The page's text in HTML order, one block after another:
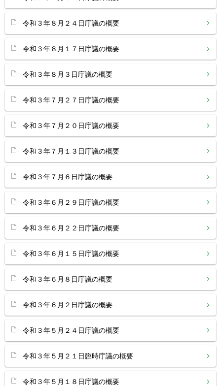
令和３年８月２４日庁議の概要
令和３年８月１７日庁議の概要
令和３年８月３日庁議の概要
令和３年７月２７日庁議の概要
令和３年７月２０日庁議の概要
令和３年７月１３日庁議の概要
令和３年７月６日庁議の概要
令和３年６月２９日庁議の概要
令和３年６月２２日庁議の概要
令和３年６月１５日庁議の概要
令和３年６月８日庁議の概要
令和３年６月２日庁議の概要
令和３年５月２４日庁議の概要
令和３年５月２１日臨時庁議の概要
令和３年５月１８日庁議の概要